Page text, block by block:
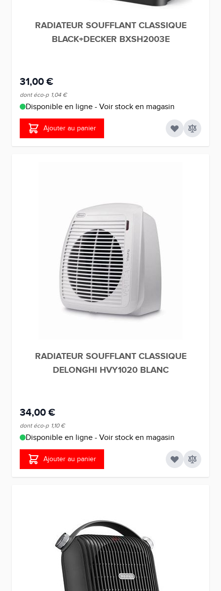
RADIATEUR SOUFFLANT CLASSIQUE
BLACK+DECKER BXSH2003E
31,00 €
dont éco-p 1,04 €
Disponible en ligne - Voir stock en magasin
Ajouter au panier
RADIATEUR SOUFFLANT CLASSIQUE
DELONGHI HVY1020 BLANC
34,00 €
dont éco-p 1,10 €
Disponible en ligne - Voir stock en magasin
Ajouter au panier